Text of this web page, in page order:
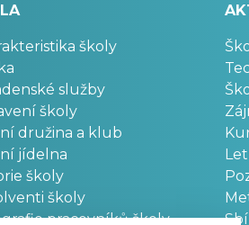
školy
služby
školy
družina a klub
jídelna
školy
školy
pracovníků školy